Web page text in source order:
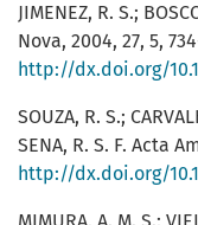
JIMENEZ, R. S.;
Nova, 2004, 27, 5,
http://dx.doi.org/
SOUZA, R. S.;
SENA, R. S. F. Acta
http://dx.doi.org/